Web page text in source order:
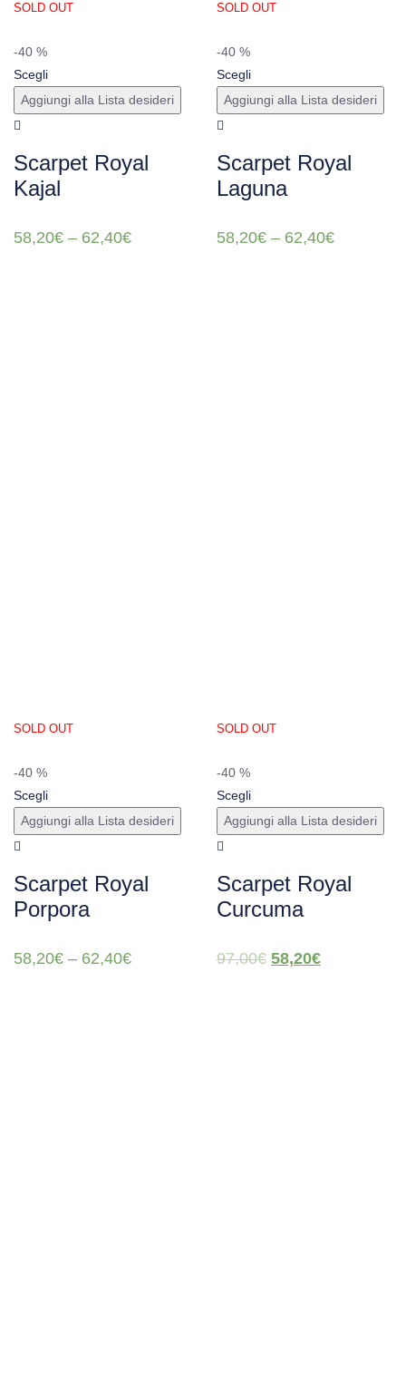
SOLD OUT
-40 %
Scegli
Aggiungi alla Lista desideri
Scarpet Royal
Kajal
58,20€ – 62,40€
SOLD OUT
-40 %
Scegli
Aggiungi alla Lista desideri
Scarpet Royal
Laguna
58,20€ – 62,40€
SOLD OUT
-40 %
Scegli
Aggiungi alla Lista desideri
Scarpet Royal
Porpora
58,20€ – 62,40€
SOLD OUT
-40 %
Scegli
Aggiungi alla Lista desideri
Scarpet Royal
Curcuma
97,00€ 58,20€